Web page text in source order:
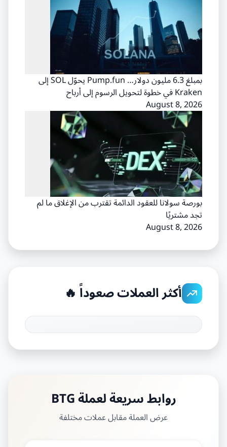
بمبلغ 6.3 مليون دولار… Pump.fun يحوّل SOL إلى
Kraken في خطوة لتحويل الرسوم إلى أرباح
August 8, 2026
بورصة سولانا للعقود الدائمة تقترب من الإغلاق ما لم
تجد مشتريًا
August 8, 2026
أكثر العملات صعوداً 🔥
روابط سريعة لعملة BTG
عرض العملة مقابل عملات مختلفة